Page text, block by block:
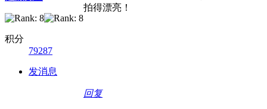
积分
79287
发消息
拍得漂亮！
回复